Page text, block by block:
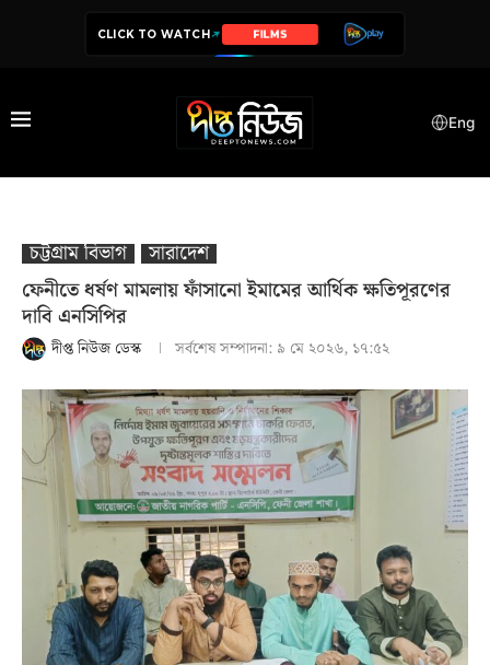
CLICK TO WATCH SERIES
Eng
চট্টগ্রাম বিভাগ
সারাদেশ
ফেনীতে ধর্ষণ মামলায় ফাঁসানো ইমামের আর্থিক ক্ষতিপূরণের
দাবি এনসিপির
দীপ্ত নিউজ ডেস্ক সর্বশেষ সম্পাদনা: ৯ মে ২০২৬, ১৭:৫২